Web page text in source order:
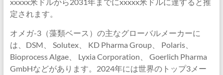
定されます。
オメガ-3（藻類ベース）の主なグローバルメーカーに
は、DSM、 Solutex、 KD Pharma Group、 Polaris、
Bioprocess Algae、 Lyxia Corporation、 Goerlich Pharma
GmbHなどがあります。2024年には世界のトップ3メー